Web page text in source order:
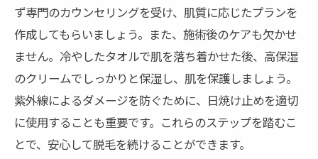
ず専門のカウンセリングを受け、肌質に応じたプランを
作成してもらいましょう。また、施術後のケアも欠かせ
ません。冷やしたタオルで肌を落ち着かせた後、高保湿
のクリームでしっかりと保湿し、肌を保護しましょう。
紫外線によるダメージを防ぐために、日焼け止めを適切
に使用することも重要です。これらのステップを踏むこ
とで、安心して脱毛を続けることができます。